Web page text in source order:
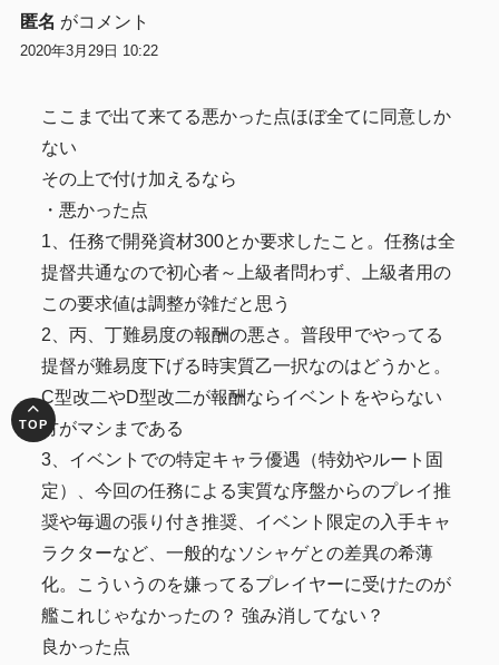
匿名 がコメント
2020年3月29日 10:22
ここまで出て来てる悪かった点ほぼ全てに同意しか
ない
その上で付け加えるなら
・悪かった点
1、任務で開発資材300とか要求したこと。任務は全
提督共通なので初心者～上級者問わず、上級者用の
この要求値は調整が雑だと思う
2、丙、丁難易度の報酬の悪さ。普段甲でやってる
提督が難易度下げる時実質乙一択なのはどうかと。
C型改二やD型改二が報酬ならイベントをやらない
方がマシまである
3、イベントでの特定キャラ優遇（特効やルート固
定）、今回の任務による実質な序盤からのプレイ推
奨や毎週の張り付き推奨、イベント限定の入手キャ
ラクターなど、一般的なソシャゲとの差異の希薄
化。こういうのを嫌ってるプレイヤーに受けたのが
艦これじゃなかったの？ 強み消してない？
良かった点